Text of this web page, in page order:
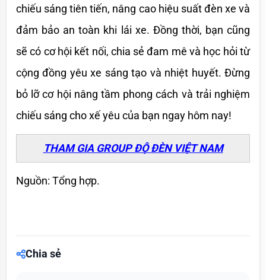
chiếu sáng tiên tiến, nâng cao hiệu suất đèn xe và
đảm bảo an toàn khi lái xe. Đồng thời, bạn cũng
sẽ có cơ hội kết nối, chia sẻ đam mê và học hỏi từ
cộng đồng yêu xe sáng tạo và nhiệt huyết. Đừng
bỏ lỡ cơ hội nâng tầm phong cách và trải nghiệm
chiếu sáng cho xế yêu của bạn ngay hôm nay!
THAM GIA GROUP ĐỘ ĐÈN VIỆT NAM
Nguồn: Tổng hợp.
Chia sẻ